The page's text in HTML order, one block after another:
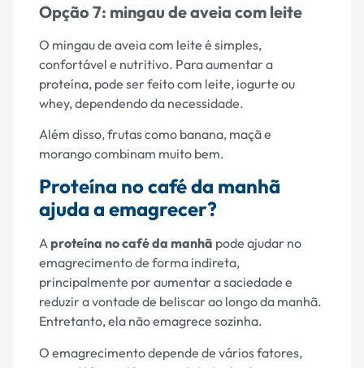
Opção 7: mingau de aveia com leite
O mingau de aveia com leite é simples,
confortável e nutritivo. Para aumentar a
proteína, pode ser feito com leite, iogurte ou
whey, dependendo da necessidade.
Além disso, frutas como banana, maçã e
morango combinam muito bem.
Proteína no café da manhã
ajuda a emagrecer?
Aproteína no café da manhã pode ajudar no
emagrecimento de forma indireta,
principalmente por aumentar a saciedade e
reduzir a vontade de beliscar ao longo da manhã.
Entretanto, ela não emagrece sozinha.
O emagrecimento depende de vários fatores,